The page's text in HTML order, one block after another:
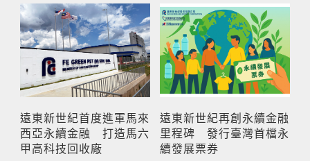
遠東新世紀首度進軍馬來
西亞永續金融 打造馬六
甲高科技回收廠
遠東新世紀再創永續金融
里程碑 發行臺灣首檔永
續發展票券